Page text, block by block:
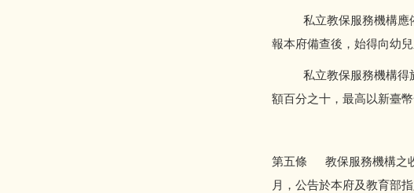
私立教保服務機構應依
報本府備查後，始得向幼
私立教保服務機構得於
額百分之十，最高以新臺
第五條 教保服務機構之收
月，公告於本府及教育部指